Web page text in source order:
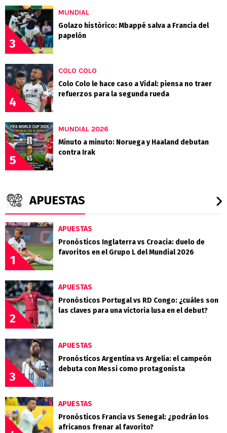
3
MUNDIAL
Golazo histórico: Mbappé salva a Francia del
papelón
4
COLO COLO
Colo Colo le hace caso a Vidal: piensa no traer
refuerzos para la segunda rueda
5
MUNDIAL 2026
Minuto a minuto: Noruega y Haaland debutan
contra Irak
APUESTAS
1
APUESTAS
Pronósticos Inglaterra vs Croacia: duelo de
favoritos en el Grupo L del Mundial 2026
2
APUESTAS
Pronósticos Portugal vs RD Congo: ¿cuáles son
las claves para una victoria lusa en el debut?
3
APUESTAS
Pronósticos Argentina vs Argelia: el campeón
debuta con Messi como protagonista
APUESTAS
Pronósticos Francia vs Senegal: ¿podrán los
africanos frenar al favorito?